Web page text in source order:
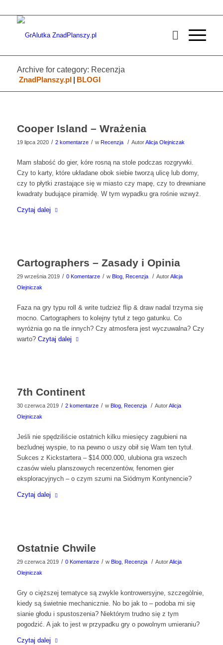
Archive for category: Recenzja
ZnadPlanszy.pl | BLOGI
Cooper Island – Wrażenia
19 lipca 2020 / 2 komentarze / w Recenzja / AutorAlicja Olejniczak
Mam słabość do gier, kóre rosną na stole podczas rozgrywki.
Czy to karty, które układane obok siebie tworzą ulicę lub domy,
czy to płytki zrastające się w miasto czy mapę, czy to drewniane
kwadraty budujące piramidę. W tym wypadku gra rośnie wzwyż.
Czytaj dalej
Cartographers – Zasady i Opinia
29 września 2019 / 0 Komentarze / w Blog, Recenzja / AutorAlicja
Olejniczak
Faza na gry typu roll & write tudzież flip & draw nadal trzyma się
mocno. Cartographers to kolejny tytuł z tego gatunku. Co
wyróżnia go na tle innych? Czy atmosfera jest wyczuwalna? Czy
warto? Czytaj dalej
7th Continent
30 czerwca 2019 / 2 komentarze / w Blog, Recenzja / AutorAlicja
Olejniczak
Jeśli nie spędziliście ostatnich kilku miesięcy zagubieni na
bezludnej wyspie, to na pewno o uszy obił się Wam ten tytuł.
Sukces z Kickstartera – $14.000.000, ulubiona gra wszech
czasów wielu planszowych recenzentów, fenomen gier
eksploracyjnych – o czym szumi na Siódmym Kontynencie?
Czytaj dalej
Ostatnie Chwile
29 czerwca 2019 / 0 Komentarze / w Blog, Recenzja / AutorAlicja
Olejniczak
Gry o cięższej tematyce są zwykle kontrowersyjne, szczegòlnie,
kiedy są świetnie mechanicznie. No bo jak to – podoba mi się
sianie głodu i spustoszenia? Niektórym trudno się z tym
pogodzić. A jak to jest w przypadku gry o powolnym umieraniu?
Czytaj dalej